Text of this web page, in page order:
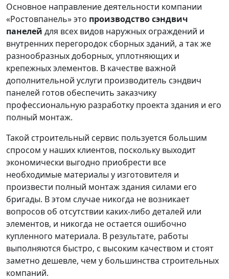
Основное направление деятельности компании
«Ростовпанель» это производство сэндвич
панелей для всех видов наружных ограждений и
внутренних перегородок сборных зданий, а так же
разнообразных доборных, уплотняющих и
крепежных элементов. В качестве важной
дополнительной услуги производитель сэндвич
панелей готов обеспечить заказчику
профессиональную разработку проекта здания и его
полный монтаж.
Такой строительный сервис пользуется большим
спросом у наших клиентов, поскольку выходит
экономически выгодно приобрести все
необходимые материалы у изготовителя и
произвести полный монтаж здания силами его
бригады. В этом случае никогда не возникает
вопросов об отсутствии каких-либо деталей или
элементов, и никогда не остается ошибочно
купленного материала. В результате, работы
выполняются быстро, с высоким качеством и стоят
заметно дешевле, чем у большинства строительных
компаний.